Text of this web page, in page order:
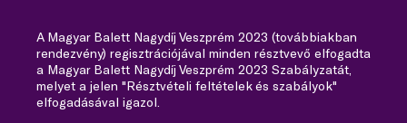
A Magyar Balett Nagydíj Veszprém 2023 (továbbiakban
rendezvény) regisztrációjával minden résztvevő elfogadta
a Magyar Balett Nagydíj Veszprém 2023 Szabályzatát,
melyet a jelen "Résztvételi feltételek és szabályok"
elfogadásával igazol.